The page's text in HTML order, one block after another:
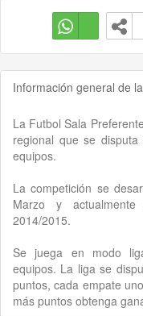
Información general de
La Futbol Sala
regional que se
equipos.
La competición se
Marzo y
2014/2015.
Se juega en modo
equipos. La liga se
puntos, cada empate
más puntos obtenga